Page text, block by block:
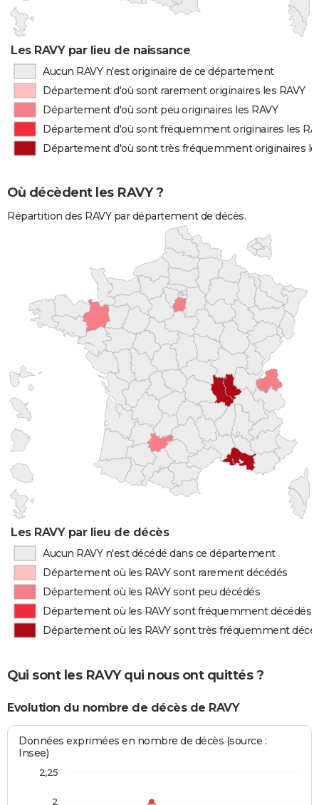
Les RAVY par lieu de naissance
Aucun RAVY n'est originaire de ce département
Département d'où sont rarement originaires les RAVY
Département d'où sont peu originaires les RAVY
Département d'où sont fréquemment originaires les
Département d'où sont très fréquemment originaires
Où décèdent les RAVY ?
Répartition des RAVY par département de décès.
Les RAVY par lieu de décès
Aucun RAVY n'est décédé dans ce département
Département où les RAVY sont rarement décédés
Département où les RAVY sont peu décédés
Département où les RAVY sont fréquemment décédés
Département où les RAVY sont très fréquemment
Qui sont les RAVY qui nous ont quittés ?
Evolution du nombre de décès de RAVY
Données exprimées en nombre de décès (source :
Insee)
2
2,25